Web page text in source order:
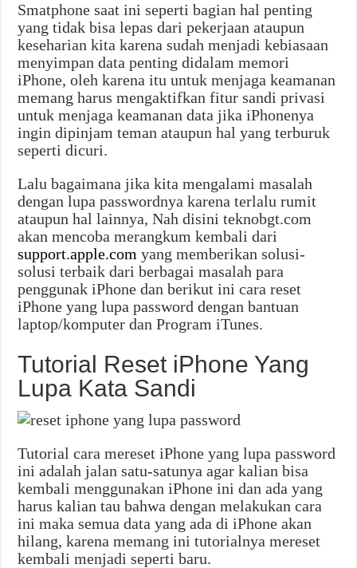
Smatphone saat ini seperti bagian hal penting
yang tidak bisa lepas dari pekerjaan ataupun
keseharian kita karena sudah menjadi kebiasaan
menyimpan data penting didalam memori
iPhone, oleh karena itu untuk menjaga keamanan
memang harus mengaktifkan fitur sandi privasi
untuk menjaga keamanan data jika iPhonenya
ingin dipinjam teman ataupun hal yang terburuk
seperti dicuri.
Lalu bagaimana jika kita mengalami masalah
dengan lupa passwordnya karena terlalu rumit
ataupun hal lainnya, Nah disini teknobgt.com
akan mencoba merangkum kembali dari
support.apple.com yang memberikan solusi-
solusi terbaik dari berbagai masalah para
penggunak iPhone dan berikut ini cara reset
iPhone yang lupa password dengan bantuan
laptop/komputer dan Program iTunes.
Tutorial Reset iPhone Yang
Lupa Kata Sandi
Tutorial cara mereset iPhone yang lupa password
ini adalah jalan satu-satunya agar kalian bisa
kembali menggunakan iPhone ini dan ada yang
harus kalian tau bahwa dengan melakukan cara
ini maka semua data yang ada di iPhone akan
hilang, karena memang ini tutorialnya mereset
kembali menjadi seperti baru.